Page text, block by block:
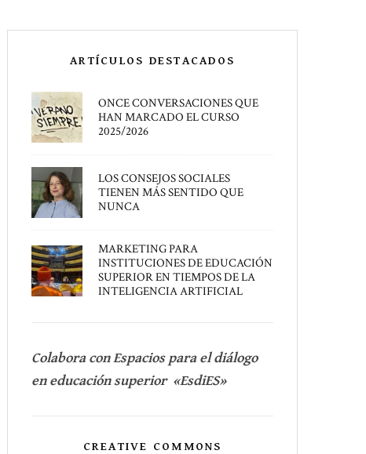
ARTÍCULOS DESTACADOS
ONCE CONVERSACIONES QUE
HAN MARCADO EL CURSO
2025/2026
LOS CONSEJOS SOCIALES
TIENEN MÁS SENTIDO QUE
NUNCA
MARKETING PARA
INSTITUCIONES DE EDUCACIÓN
SUPERIOR EN TIEMPOS DE LA
INTELIGENCIA ARTIFICIAL
Colabora con Espacios para el diálogo
en educación superior «EsdiES»
CREATIVE COMMONS